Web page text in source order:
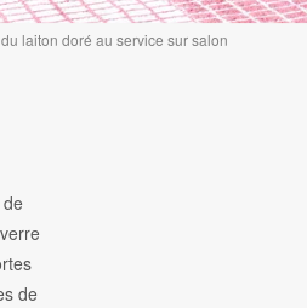
laiton doré au service sur salon
de